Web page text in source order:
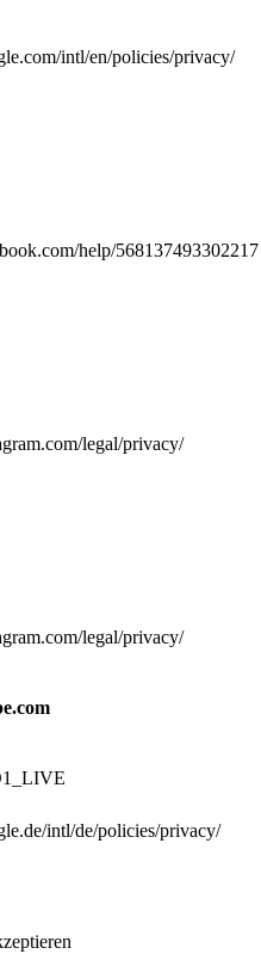
intl/en/policies/privacy/
help/568137493302217
legal/privacy/
legal/privacy/
intl/de/policies/privacy/